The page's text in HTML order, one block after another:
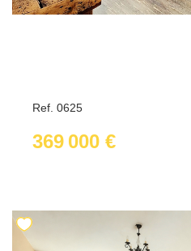
Ref. 0625
369 000 €